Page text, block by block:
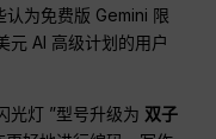
为免费版 Gemini 限
元 AI 高级计划的用户
光灯 ”型号升级为 双子